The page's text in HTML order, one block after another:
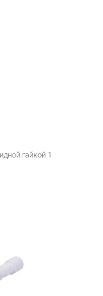
гайкой 1